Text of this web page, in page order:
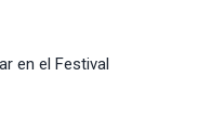
en el Festival